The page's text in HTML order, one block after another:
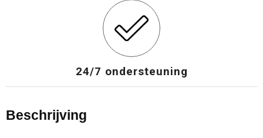
24/7 ondersteuning
Beschrijving